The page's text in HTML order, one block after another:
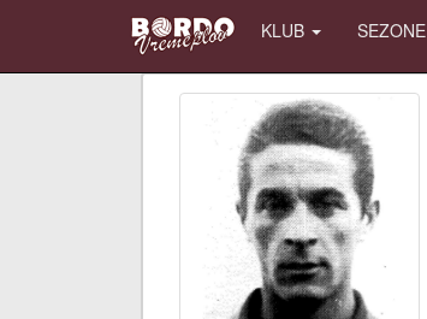
KLUB SEZONE